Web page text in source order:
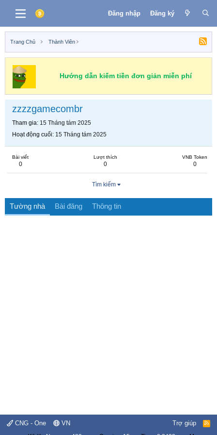
Đăng nhập Đăng ký
Trang Chủ Thành Viên
Hướng dẫn kiếm tiền đơn giản miễn phí
zzzzgamecombr
Tham gia 15 Tháng tám 2025
Hoạt động cuối 15 Tháng tám 2025
Bài viết
0
Lượt thích
0
VNB Token
0
Tìm kiếm
Tường nhà Bài đăng Thông tin
CNG - One VN Trợ giúp
R